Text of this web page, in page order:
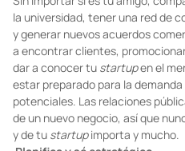
la universidad, tener una red de
y generar nuevos acuerdos
a encontrar clientes,
dar a conocer tu startupen el
estar preparado para la
potenciales. Las relaciones
de un nuevo negocio, así que
y de tu startupimporta y mucho.